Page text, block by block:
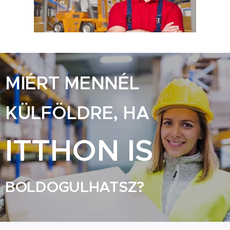
MIÉRT MENNÉL
KÜLFÖLDRE, HA
ITTHON IS
BOLDOGULHATSZ?